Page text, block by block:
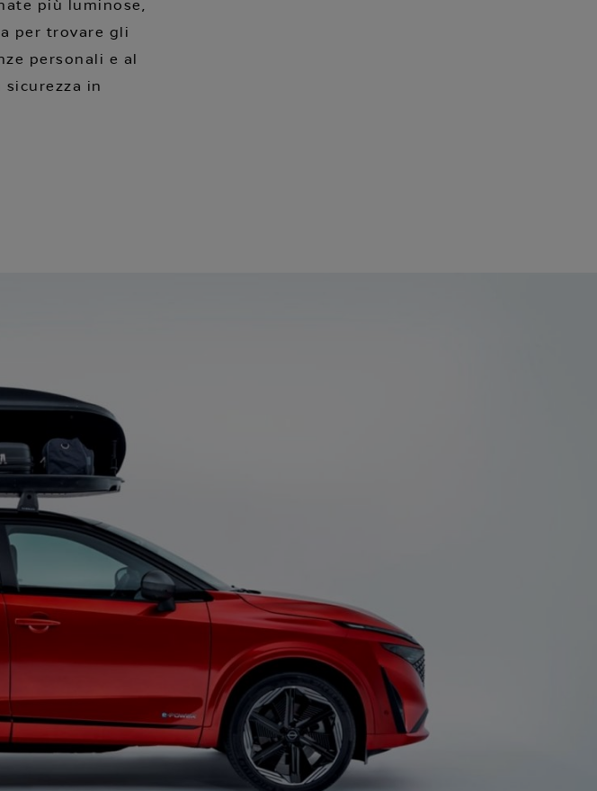
più luminose,
per trovare gli
personali e al
in